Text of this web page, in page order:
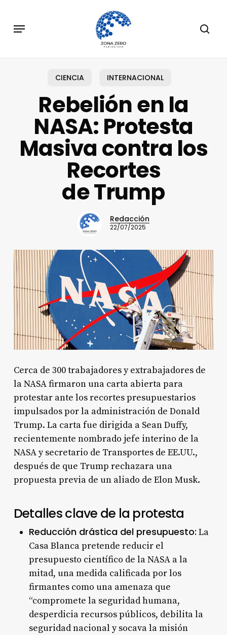
main
Menu
CIENCIA INTERNACIONAL
Rebelión en la
NASA: Protesta
Masiva contra los
Recortes
de Trump
Redacción
22/07/2025
Cerca de 300 trabajadores y extrabajadores de
la NASA firmaron una carta abierta para
protestar ante los recortes presupuestarios
impulsados por la administración de Donald
Trump. La carta fue dirigida a Sean Duffy,
recientemente nombrado jefe interino de la
NASA y secretario de Transportes de EE.UU.,
después de que Trump rechazara una
propuesta previa de un aliado de Elon Musk.
Detalles clave de la protesta
Reducción drástica del presupuesto: La
Casa Blanca pretende reducir el
presupuesto científico de la NASA a la
mitad, una medida calificada por los
firmantes como una amenaza que
“compromete la seguridad humana,
desperdicia recursos públicos, debilita la
seguridad nacional y socava la misión